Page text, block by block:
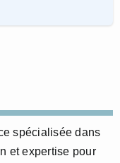
spécialisée dans
et expertise pour